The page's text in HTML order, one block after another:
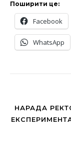
Поширити це:
Facebook
WhatsApp
НАРАДА